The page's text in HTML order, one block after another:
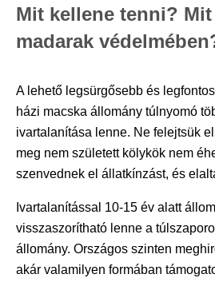
Mit kellene tenni?
madarak
A lehető legsürgősebb és
házi macska állomány túlnyomó
ivartalanítása lenne. Ne felejtsük
meg nem született kölykök nem
szenvednek el állatkínzást, és
Ivartalanítással 10-15 év alatt
visszaszorítható lenne a
állomány. Országos szinten
akár valamilyen formában